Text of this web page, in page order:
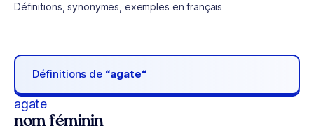
Définitions, synonymes, exemples en français
Définitions de “agate“
agate
nom féminin